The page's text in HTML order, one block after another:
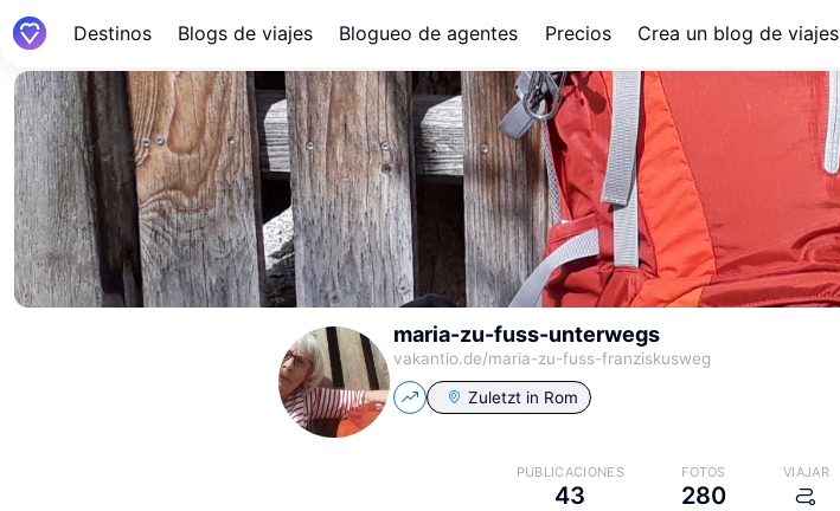
Destinos Blogs de viajes Blogueo de agentes Precios Crea un blog de viajes
maria-zu-fuss-unterwegs
vakantio.de/maria-zu-fuss-franziskusweg
Zuletzt in Rom
PUBLICACIONES
43
FOTOS
280
VIAJAR